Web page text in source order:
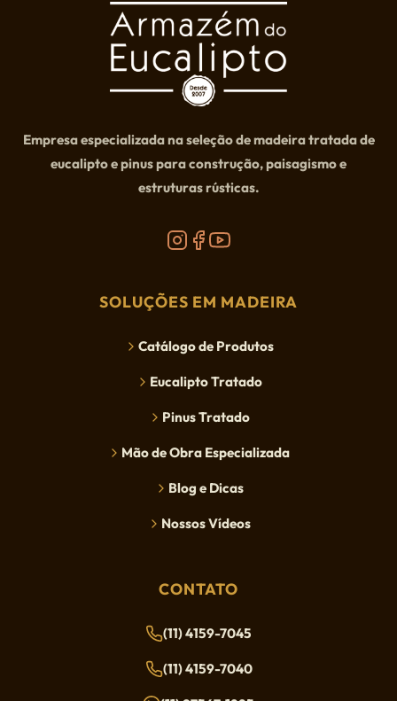
Empresa especializada na seleção de madeira tratada de
eucalipto e pinus para construção, paisagismo e
estruturas rústicas.
SOLUÇÕES EM MADEIRA
Catálogo de Produtos
Eucalipto Tratado
Pinus Tratado
Mão de Obra Especializada
Blog e Dicas
Nossos Vídeos
CONTATO
(11) 4159-7045
(11) 4159-7040